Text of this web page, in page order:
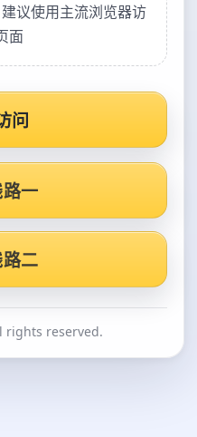
议使用主流浏览器访
面
问
一
二
rights reserved.